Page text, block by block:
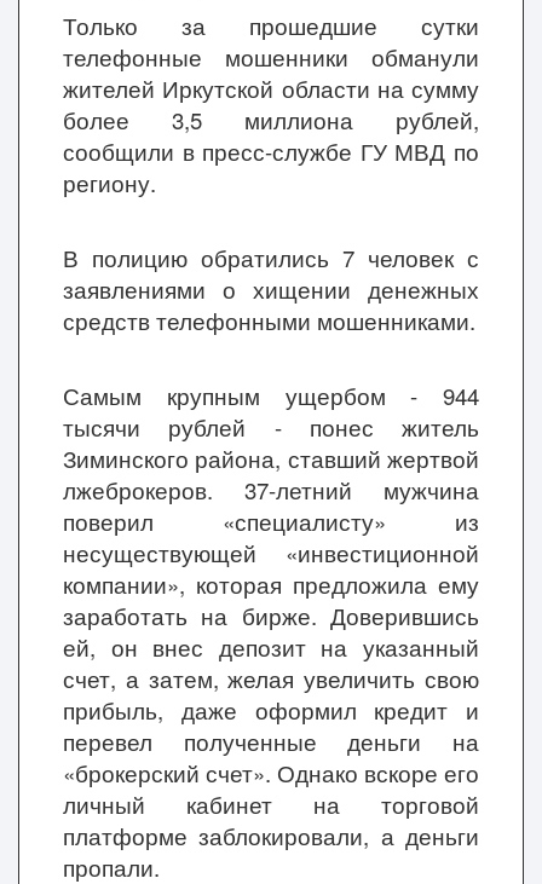
Только за прошедшие сутки
телефонные мошенники обманули
жителей Иркутской области на сумму
более 3,5 миллиона рублей,
сообщили в пресс-службе ГУ МВД по
региону.
В полицию обратились 7 человек с
заявлениями о хищении денежных
средств телефонными мошенниками.
Самым крупным ущербом - 944
тысячи рублей - понес житель
Зиминского района, ставший жертвой
лжеброкеров. 37-летний мужчина
поверил «специалисту» из
несуществующей «инвестиционной
компании», которая предложила ему
заработать на бирже. Доверившись
ей, он внес депозит на указанный
счет, а затем, желая увеличить свою
прибыль, даже оформил кредит и
перевел полученные деньги на
«брокерский счет». Однако вскоре его
личный кабинет на торговой
платформе заблокировали, а деньги
пропали.